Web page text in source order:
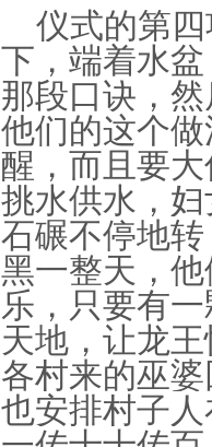
仪式的第
下，端着水
那段口诀，
他们的这个
醒，而且要
挑水供水，
石碾不停地
黑一整天，
乐，只要有
天地，让龙
各村来的巫
也安排村子